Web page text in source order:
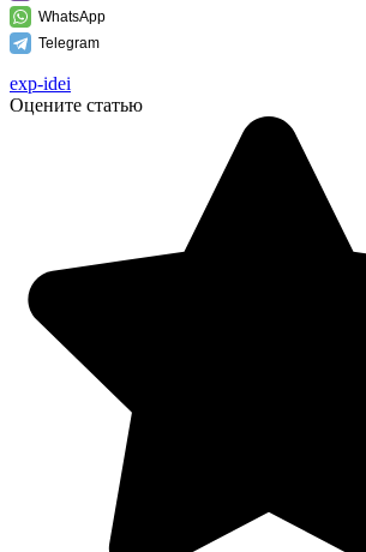
WhatsApp
Telegram
exp-idei
Оцените статью